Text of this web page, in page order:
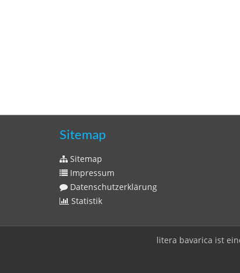
Sitemap
Sitemap
Impressum
Datenschutzerklärung
Statistik
litera bavarica ist